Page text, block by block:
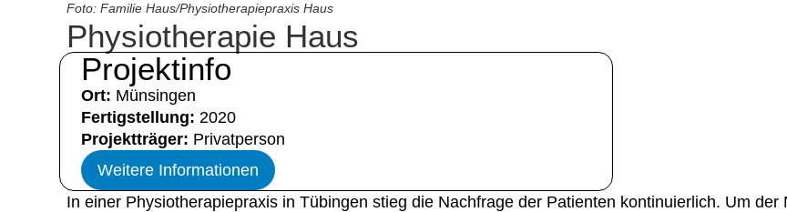
Foto: Familie Haus/Physiotherapiepraxis Haus
Physiotherapie Haus
Projektinfo
Ort: Münsingen
Fertigstellung: 2020
Projektträger: Privatperson
Weitere Informationen
In einer Physiotherapiepraxis in Tübingen stieg die Nachfrage der Patienten kontinuierlich. Um